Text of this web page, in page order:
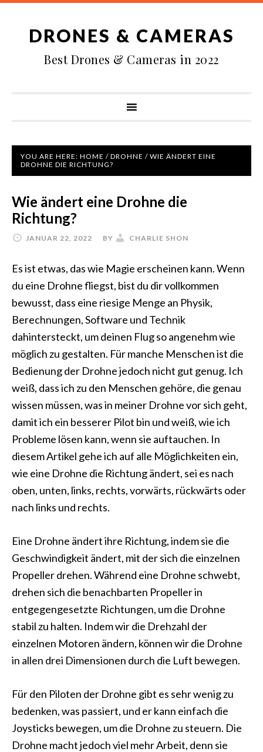
DRONES & CAMERAS
Best Drones & Cameras in 2022
YOU ARE HERE: HOME / DROHNE / WIE ÄNDERT EINE
DROHNE DIE RICHTUNG?
Wie ändert eine Drohne die
Richtung?
JANUAR 22, 2022 BY CHARLIE SHON
Es ist etwas, das wie Magie erscheinen kann. Wenn
du eine Drohne fliegst, bist du dir vollkommen
bewusst, dass eine riesige Menge an Physik,
Berechnungen, Software und Technik
dahintersteckt, um deinen Flug so angenehm wie
möglich zu gestalten. Für manche Menschen ist die
Bedienung der Drohne jedoch nicht gut genug. Ich
weiß, dass ich zu den Menschen gehöre, die genau
wissen müssen, was in meiner Drohne vor sich geht,
damit ich ein besserer Pilot bin und weiß, wie ich
Probleme lösen kann, wenn sie auftauchen. In
diesem Artikel gehe ich auf alle Möglichkeiten ein,
wie eine Drohne die Richtung ändert, sei es nach
oben, unten, links, rechts, vorwärts, rückwärts oder
nach links und rechts.
Eine Drohne ändert ihre Richtung, indem sie die
Geschwindigkeit ändert, mit der sich die einzelnen
Propeller drehen. Während eine Drohne schwebt,
drehen sich die benachbarten Propeller in
entgegengesetzte Richtungen, um die Drohne
stabil zu halten. Indem wir die Drehzahl der
einzelnen Motoren ändern, können wir die Drohne
in allen drei Dimensionen durch die Luft bewegen.
Für den Piloten der Drohne gibt es sehr wenig zu
bedenken, was passiert, und er kann einfach die
Joysticks bewegen, um die Drohne zu steuern. Die
Drohne macht jedoch viel mehr Arbeit, denn sie